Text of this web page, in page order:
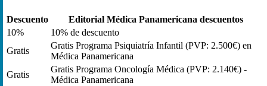
Descuento
Editorial Médica Panamericana descuentos
10%
10% de descuento
Gratis
Gratis Programa Psiquiatría Infantil (PVP: 2.500€) en
Médica Panamericana
Gratis
Gratis Programa Oncología Médica (PVP: 2.140€) -
Médica Panamericana